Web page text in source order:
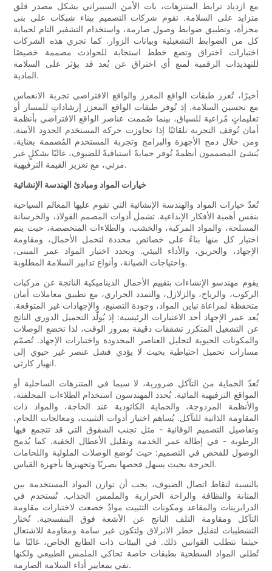
مع ازدياد ترابط المتنزهات، بات الأمن السيبراني يشكل مصدر قلق
متزايد على السلامة. تقوم شركات التصميم ببناء شبكات على بنى
مجزأة، وتطبيق ضوابط وصول صارمة، واستخدام التشفير التام لحماية
كل من الضوابط التشغيلية وبيانات الزوار. كما تجري هذه الشركات
اختبارات اختراق وتضع خطط استجابة للحوادث مصممة خصيصًا
للتهديدات الرقمية لمنع أي اختراق عن بُعد قد يؤثر على السلامة
المادية.
أخيرًا، تُعزز طبقات الواقع المعزز والواقع الافتراضي تجربة الانغماس
مع تحسين السلامة. إذ تُوفر طبقات الواقع المعزز إرشاداتٍ للمسار أو
تعليماتٍ مُراعية للسياق، بينما صُممت عناصر الواقع الافتراضي بأنظمة
أمان تُوقف التجربة تلقائيًا إذا تجاوزت حركة المستخدم الحدود الآمنة.
ومن خلال دمج الأجهزة والبرامج وتجربة المستخدم المُصممة بعناية،
يُنشئ المصممون أنظمةً تُوفر حمايةً استباقيةً للضيوف، غالبًا بشكلٍ غير
مرئي، مع تعزيز القيمة الترفيهية.
خيارات المواد ومبادئ الهندسة الإنشائية
تُعدّ خيارات المواد والهندسة الإنشائية التي تقوم عليها المعالم السياحية
بنفس أهمية الأفكار الإبداعية. تشمل أدوات المصمم الفولاذ، والخرسانة
المسلحة، والمواد المركبة، والخشب، والطلاءات المتخصصة، حيث يتم
اختيار كل منها بناءً على خصائص محددة لتحمل الأحمال، ومقاومة
الإجهاد، والحريق، والأداء البيئي. ويحدد اختيار المواد عمر المبنى،
واحتياجات الصيانة، وأنواع تدابير السلامة المطلوبة.
يقوم مهندسو الإنشاءات بتقييم الأحمال الديناميكية الناتجة عن مركبات
الركوب، والرياح، والزلازل، والتمدد الحراري، مع تطبيق معاملات أمان
متحفظة لمراعاة تباين المواد، وجودة التصنيع، والإجهادات غير المتوقعة.
يُعد عمر الإجهاد أحد الاعتبارات الرئيسية: إذ يُولّد التحميل الدوري الناتج
عن التشغيل المتكرر تشققات دقيقة بمرور الوقت، لذا تخضع الوصلات
والمكونات الحيوية لتحليل العناصر المحدودة واختبارات الإجهاد. تُصمّم
مسارات تحميل احتياطية بحيث لا يؤدي فشل عنصر غير حيوي إلى
انهيار كارثي.
تُعدّ الحماية من التآكل ضرورية، لا سيما في المتنزهات الساحلية أو
المواقع الترفيهية المائية. يُحدد المهندسون استخدام الطلاءات المجلفنة،
والأنظمة المزدوجة، والحماية الكاثودية عند الحاجة، والمواد ذات
المقاومة الذاتية للتآكل. يُساهم اختيار أدوات التثبيت، ومعالجات اللحام،
وتفاصيل التصميم الوقائية - مثل تجنب الشقوق التي قد تتجمع فيها
الرطوبة - في إطالة عمر الخدمة وتقليل الأعطال الخفية. كما يُدمج
الوصول للفحص في التصميم: حيث تُوضع الوصلات الملولبة واللحامات
الحرجة بحيث يسهل فحصها بصريًا وتجهيزها بأجهزة القياس.
بالنسبة لنقاط اتصال الضيوف، يجب أن توازن المواد المستخدمة بين
المتانة والنظافة والراحة الحرارية والملمس الجذاب. تُستخدم في
الدرابزينات والمقاعد ومكونات التثبيت موادٌ خضعت لاختبارات مقاومة
التآكل ومقاومة التلف الناتج عن الأشعة فوق البنفسجية. تُختار
التشطيبات لتقليل خطر الانزلاق ولتكون غير سامة ومقاومة للاشتعال
حيثما تتطلب القوانين ذلك. في البيئات ذات الطابع الخاص، غالبًا ما
تُطلى المواد السطحية بطبقات خاصة تحاكي الملمس الطبيعي ولكنها
تفي بمعايير أداء السلامة الصارمة.